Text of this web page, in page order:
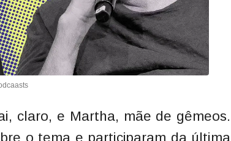
claro, e Martha, mãe de gêmeos.
o tema e participaram da última